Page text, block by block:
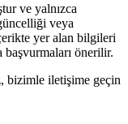
ve yalnızca
veya
yer alan bilgileri
önerilir.
bizimle iletişime geçin